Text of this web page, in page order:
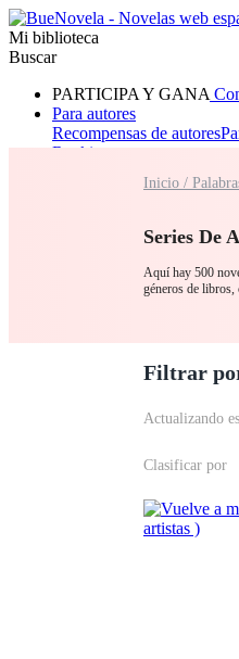
Mi biblioteca
Buscar
PARTICIPA Y GANA
Para autores
Recompensas de autores
Ranking
RomanceHombre
Inicio /
Series De
Aquí hay 500
géneros de libros,
Filtrar
Actualizando
Clasificar por